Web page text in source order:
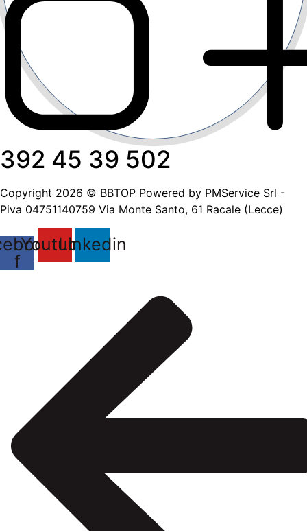
392 45 39 502
Copyright 2026 © BBTOP Powered by PMService Srl -
Piva 04751140759 Via Monte Santo, 61 Racale (Lecce)
f
YoutubeLinkedin